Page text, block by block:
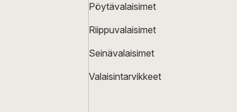
Pöytävalaisimet
Riippuvalaisimet
Seinävalaisimet
Valaisintarvikkeet